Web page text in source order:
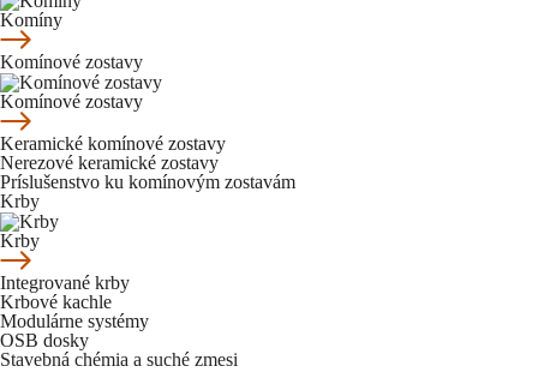
Komíny
Komínové zostavy
Komínové zostavy
Keramické komínové zostavy
Nerezové keramické zostavy
Príslušenstvo ku komínovým zostavám
Krby
Krby
Integrované krby
Krbové kachle
Modulárne systémy
OSB dosky
Stavebná chémia a suché zmesi